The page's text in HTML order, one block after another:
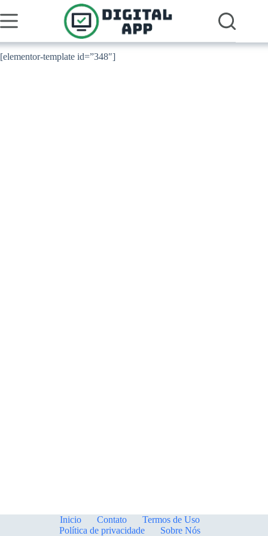
para
o
[elementor-template id=”348″]
Inicio Contato
Termos de Uso
Política de privacidade
Sobre Nós